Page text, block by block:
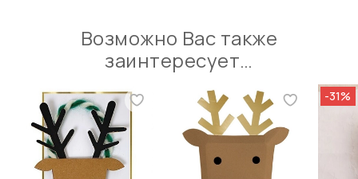
Возможно Вас также
заинтересует…
-31%